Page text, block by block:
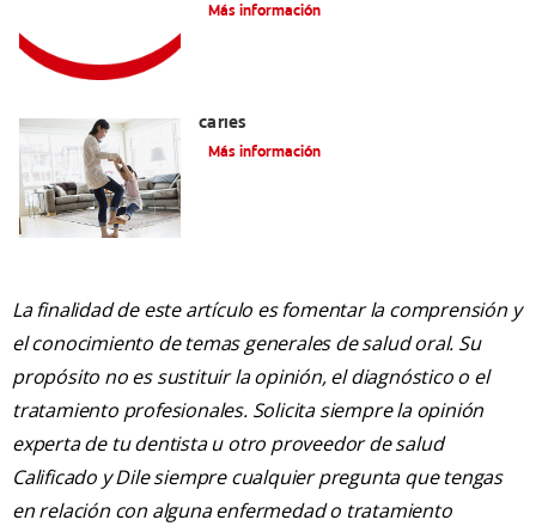
Más información
caries
Más información
La finalidad de este artículo es fomentar la comprensión y
el conocimiento de temas generales de salud oral. Su
propósito no es sustituir la opinión, el diagnóstico o el
tratamiento profesionales. Solicita siempre la opinión
experta de tu dentista u otro proveedor de salud
Calificado y Dile siempre cualquier pregunta que tengas
en relación con alguna enfermedad o tratamiento